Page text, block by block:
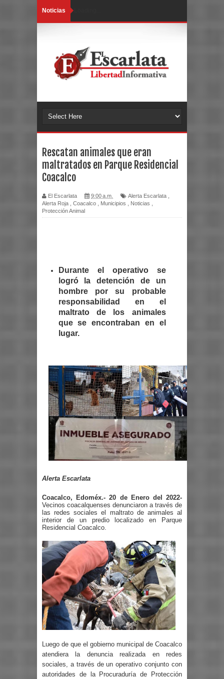
Noticias
Rescatan animales que eran
maltratados en Parque Residencial
Coacalco
El Escarlata 9:00 a.m. Alerta Escarlata
Alerta Roja
Coacalco Municipios Noticias
Protección Animal
Durante el operativo se
logró la detención de un
hombre por su probable
responsabilidad en el
maltrato de los animales
que se encontraban en el
lugar.
Alerta Escarlata
Coacalco, Edoméx.- 20 de Enero del 2022-
Vecinos coacalquenses denunciaron a través de
las redes sociales el maltrato de animales al
interior de un predio localizado en Parque
Residencial Coacalco.
Luego de que el gobierno municipal de Coacalco
atendiera la denuncia realizada en redes
sociales, a través de un operativo conjunto con
autoridades de la Procuraduría de Protección